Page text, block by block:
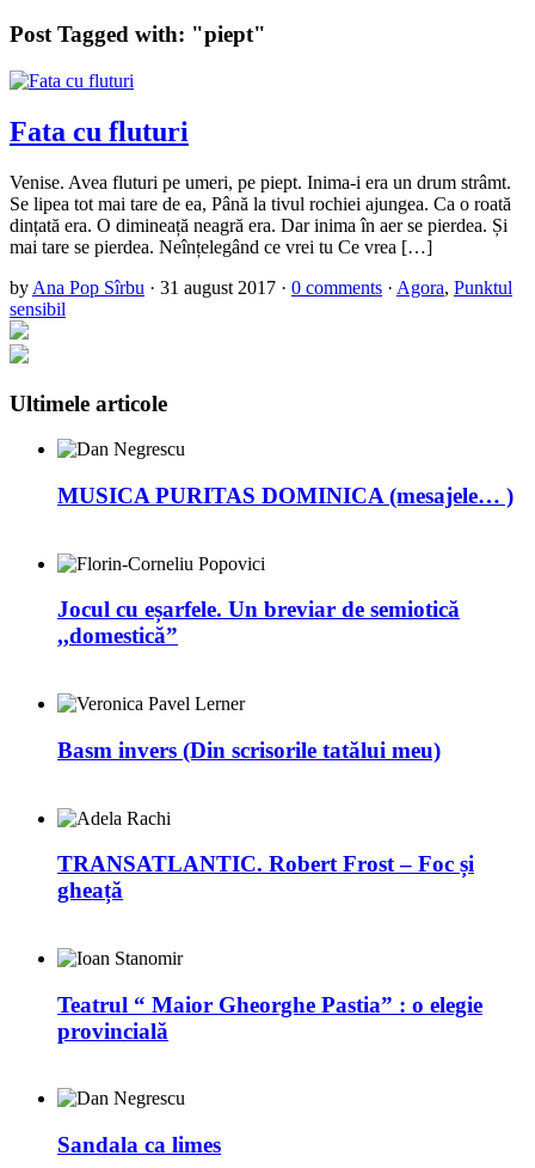
Post Tagged with: "piept"
Fata cu fluturi
Venise. Avea fluturi pe umeri, pe piept. Inima-i era un drum strâmt.
Se lipea tot mai tare de ea, Până la tivul rochiei ajungea. Ca o roată
dințată era. O dimineață neagră era. Dar inima în aer se pierdea. Și
mai tare se pierdea. Neînțelegând ce vrei tu Ce vrea […]
by Ana Pop Sîrbu · 31 august 2017 · 0 comments · Agora, Punktul
sensibil
Ultimele articole
MUSICA PURITAS DOMINICA (mesajele… )
Jocul cu eșarfele. Un breviar de semiotică
,,domestică”
Basm invers (Din scrisorile tatălui meu)
TRANSATLANTIC. Robert Frost – Foc și
gheață
Teatrul “ Maior Gheorghe Pastia” : o elegie
provincială
Sandala ca limes